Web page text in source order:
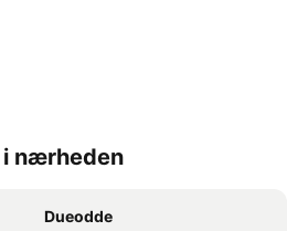
nærheden
Dueodde